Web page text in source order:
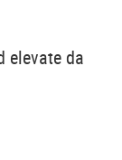
elevate da